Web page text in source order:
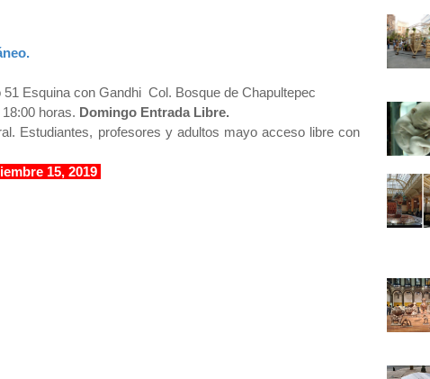
Esquina con Gandhi Col. Bosque de Chapultepec
horas. Domingo Entrada Libre.
Estudiantes, profesores y adultos mayo acceso libre con
15, 2019